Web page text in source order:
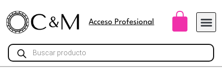
contenido
Acceso Profesional
Búsqueda
de
productos